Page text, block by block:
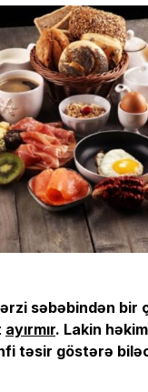
səbəbindən bir
ayırmır. Lakin
təsir göstərə